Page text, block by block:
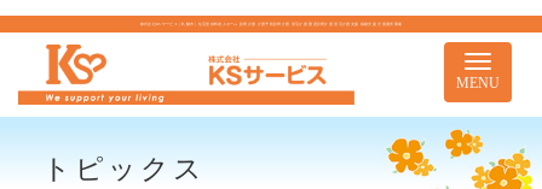
株式会社KSサービス｜札幌市｜住宅型有料老人ホーム 訪問介護 介護予防訪問介護 居宅介護 重度訪問介護 居宅介護支援 移動支援 児童通所事業
Toggle
MENU
トピックス